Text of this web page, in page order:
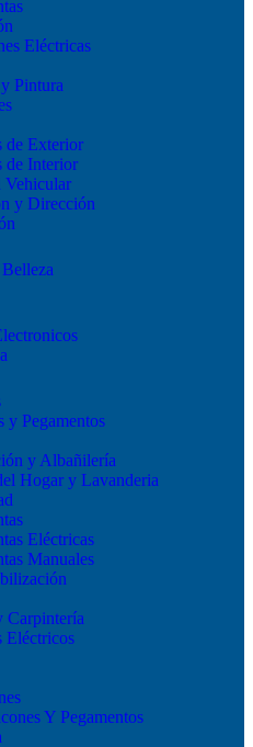
Eléctricas
Pintura
de Exterior
de Interior
Vehicular
y Dirección
y Pegamentos
y Albañilería
Hogar y Lavanderia
Eléctricas
Manuales
Carpintería
Eléctricos
Y Pegamentos